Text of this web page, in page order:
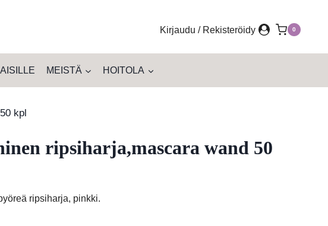
Kirjaudu / Rekisteröidy 0
MEISTÄ HOITOLA
kpl
ripsiharja,mascara wand 50
ripsiharja, pinkki.